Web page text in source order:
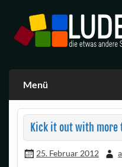
content
Menü
Kick it out with more
25. Februar 2012